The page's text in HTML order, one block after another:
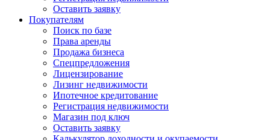
Оставить заявку
Покупателям
Поиск по базе
Права аренды
Продажа бизнеса
Спецпредложения
Лицензирование
Лизинг недвижимости
Ипотечное кредитование
Регистрация недвижимости
Магазин под ключ
Оставить заявку